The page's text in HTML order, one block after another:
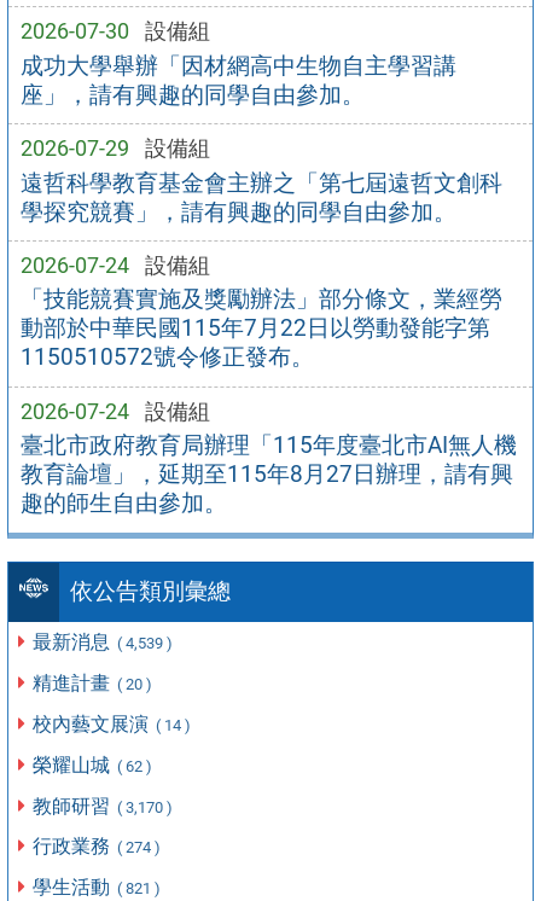
2026-07-30 設備組
成功大學舉辦「因材網高中生物自主學習講
座」，請有興趣的同學自由參加。
2026-07-29 設備組
遠哲科學教育基金會主辦之「第七屆遠哲文創科
學探究競賽」，請有興趣的同學自由參加。
2026-07-24 設備組
「技能競賽實施及獎勵辦法」部分條文，業經勞
動部於中華民國115年7月22日以勞動發能字第
1150510572號令修正發布。
2026-07-24 設備組
臺北市政府教育局辦理「115年度臺北市AI無人機
教育論壇」，延期至115年8月27日辦理，請有興
趣的師生自由參加。
依公告類別彙總
最新消息 ( 4,539 )
精進計畫 ( 20 )
校內藝文展演 ( 14 )
榮耀山城 ( 62 )
教師研習 ( 3,170 )
行政業務 ( 274 )
學生活動 ( 821 )